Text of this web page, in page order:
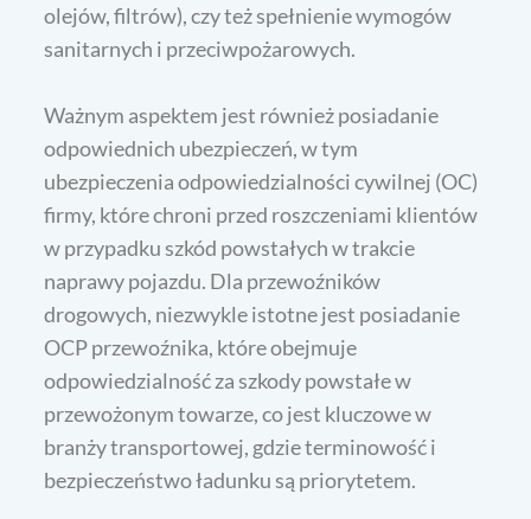
olejów, filtrów), czy też spełnienie wymogów
sanitarnych i przeciwpożarowych.
Ważnym aspektem jest również posiadanie
odpowiednich ubezpieczeń, w tym
ubezpieczenia odpowiedzialności cywilnej (OC)
firmy, które chroni przed roszczeniami klientów
w przypadku szkód powstałych w trakcie
naprawy pojazdu. Dla przewoźników
drogowych, niezwykle istotne jest posiadanie
OCP przewoźnika, które obejmuje
odpowiedzialność za szkody powstałe w
przewożonym towarze, co jest kluczowe w
branży transportowej, gdzie terminowość i
bezpieczeństwo ładunku są priorytetem.